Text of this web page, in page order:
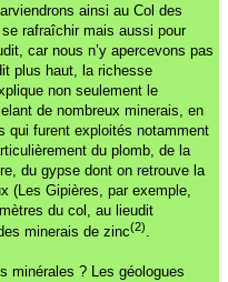
ainsi au Col des
rafraîchir mais aussi pour
car nous n’y apercevons pas
plus haut, la richesse
non seulement le
de nombreux minerais, en
qui furent exploités notamment
du plomb, de la
du gypse dont on retrouve la
(Les Gipières, par exemple,
du col, au lieudit
minerais de zinc(2).
minérales ? Les géologues